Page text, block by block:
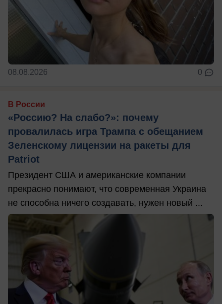
08.08.2026 0
В России
«Россию? На слабо?»: почему
провалилась игра Трампа с обещанием
Зеленскому лицензии на ракеты для
Patriot
Президент США и американские компании
прекрасно понимают, что современная Украина
не способна ничего создавать, нужен новый ...